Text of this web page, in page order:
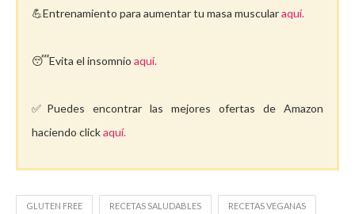
💪Entrenamiento para aumentar tu masa muscularaquí.
😴Evita el insomnio aquí.
✅Puedes encontrar las mejores ofertas de Amazon
haciendo clickaquí.
GLUTEN FREE RECETAS SALUDABLES RECETAS VEGANAS